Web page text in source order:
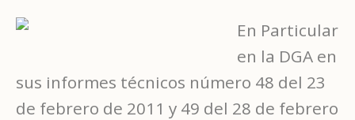
En Particular
en la DGA en
sus informes técnicos número 48 del 23
de febrero de 2011 y 49 del 28 de febrero